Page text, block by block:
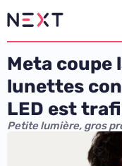
Meta coupe
lunettes
LED est
Petite lumière, gros